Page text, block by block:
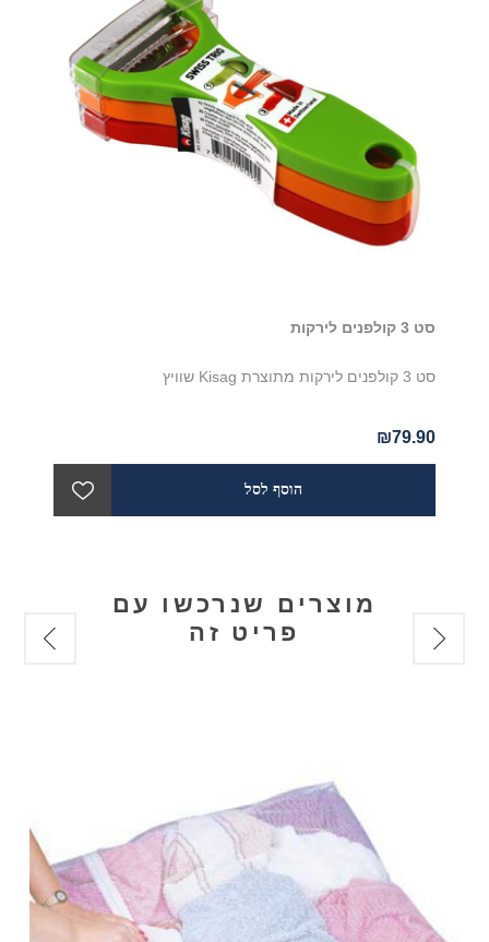
סט 3 קולפנים לירקות
סט 3 קולפנים לירקות מתוצרת Kisag שוויץ
₪79.90
מוצרים שנרכשו עם
פריט זה